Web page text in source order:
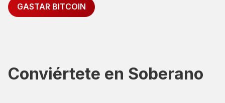
GASTAR BITCOIN
Conviértete en Soberano